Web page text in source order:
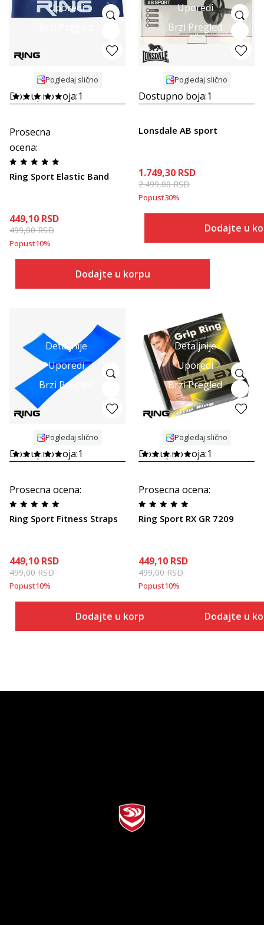
Uporedi
Pogledaj slično
Dostupno boja:1
Prosecna
ocena:
Ring Sport Elastic Band
449,10 RSD
499,00RSD
Popust10%
Dodajte u korpu
Uporedi
Brzi Pregled
Pogledaj slično
Dostupno boja:1
Lonsdale AB sport
1.749,30 RSD
2.499,00RSD
Popust30%
Dodajte u
Detaljnije
Uporedi
Brzi Pregled
Pogledaj slično
Dostupno boja:1
Prosecna ocena:
Ring Sport Fitness Straps
449,10 RSD
499,00RSD
Popust10%
Dodajte u korpu
Detaljnije
Uporedi
Brzi Pregled
Pogledaj slično
Dostupno boja:1
Prosecna ocena:
Ring Sport RX GR 7209
449,10 RSD
499,00RSD
Popust10%
Dodajte u